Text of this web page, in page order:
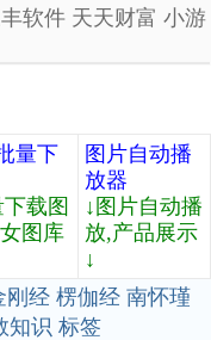
软件 天天财富 小游
量下
载图
图库
图片自动播
放器
↓图片自动播
放,产品展示
↓
刚经 楞伽经 南怀瑾
知识 标签